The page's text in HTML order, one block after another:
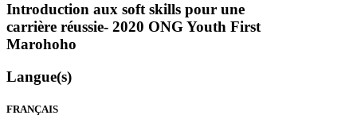
Introduction aux soft skills pour une
carrière réussie- 2020 ONGYouth First
Marohoho
Langue(s)
FRANÇAIS